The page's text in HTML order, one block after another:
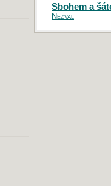
Sbohem a
Nezval